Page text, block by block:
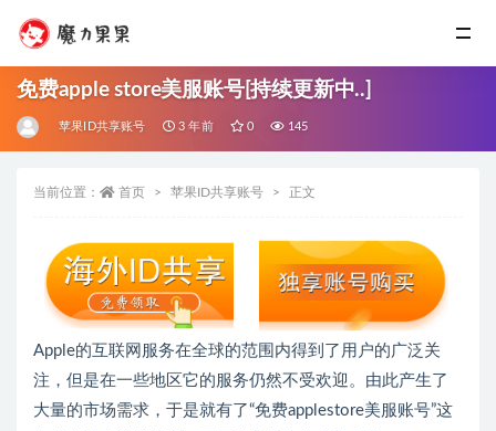
免费apple store美服账号[持续更新中..]
苹果ID共享账号 3 年前 0 145
当前位置： 首页 苹果ID共享账号 正文
Apple的互联网服务在全球的范围内得到了用户的广泛关
注，但是在一些地区它的服务仍然不受欢迎。由此产生了
大量的市场需求，于是就有了“免费applestore美服账号”这